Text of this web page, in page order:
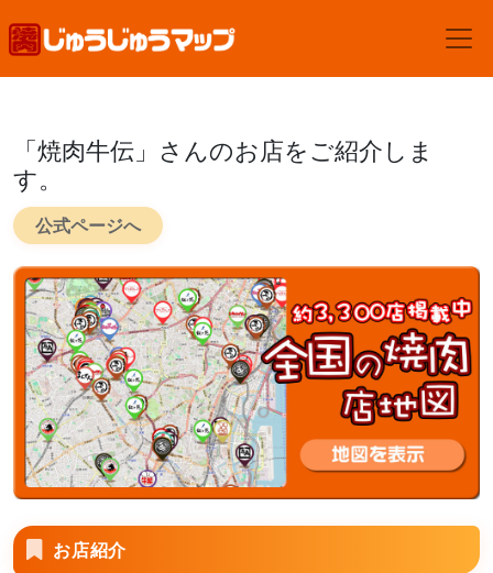
「焼肉牛伝」さんのお店をご紹介しま
す。
公式ページへ
お店紹介